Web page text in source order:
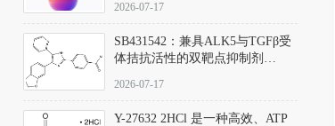
范
2026-07-17
SB431542：兼具ALK5与TGFβ受
体拮抗活性的双靶点抑制剂
D801067）
2026-07-17
Y-27632 2HCl 是一种高效、ATP